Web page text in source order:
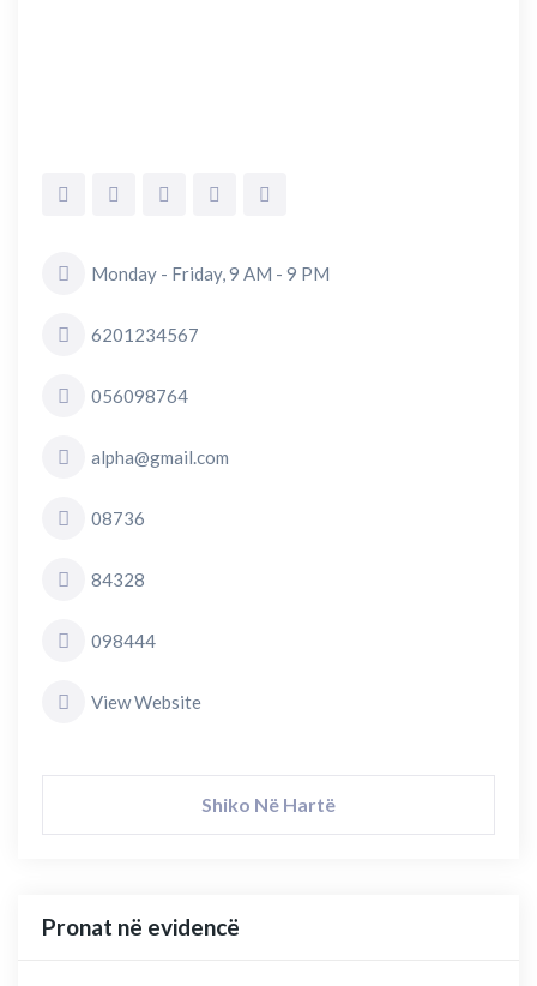
Monday - Friday, 9 AM - 9 PM
6201234567
056098764
alpha@gmail.com
08736
84328
098444
View Website
Shiko Në Hartë
Pronat në evidencë